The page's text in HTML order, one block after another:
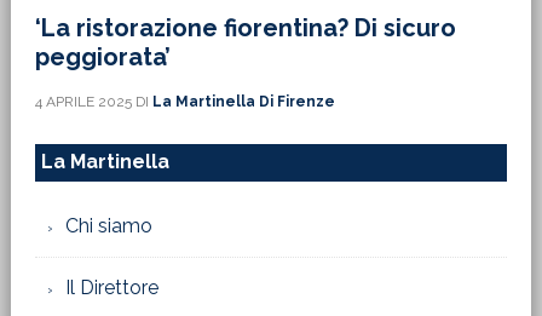
‘La ristorazione fiorentina? Di sicuro
peggiorata’
4 APRILE 2025DI La Martinella Di Firenze
La Martinella
Chi siamo
Il Direttore